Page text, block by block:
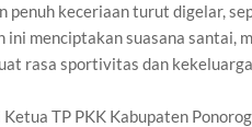
penuh keceriaan turut digelar,
ini menciptakan suasana santai,
rasa sportivitas dan
TP PKK Kabupaten